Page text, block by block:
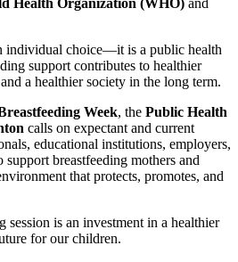
individual choice—it is a public health
support contributes to healthier
a healthier society in the long term.
Week, the Public Health
calls on expectant and current
educational institutions, employers,
breastfeeding mothers and
that protects, promotes, and
session is an investment in a healthier
for our children.